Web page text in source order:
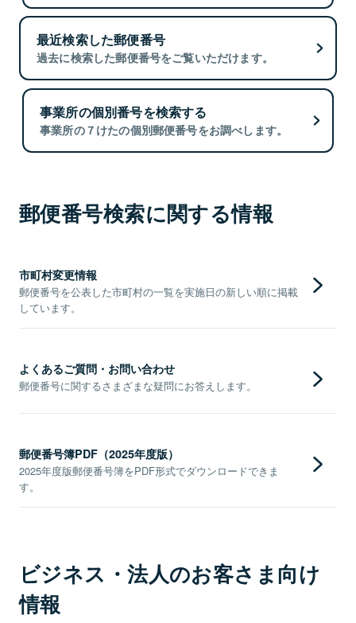
最近検索した郵便番号
過去に検索した郵便番号をご覧いただけます。
事業所の個別番号を検索する
事業所の７けたの個別郵便番号をお調べします。
郵便番号検索に関する情報
市町村変更情報
郵便番号を公表した市町村の一覧を実施日の新しい順に掲載
しています。
よくあるご質問・お問い合わせ
郵便番号に関するさまざまな疑問にお答えします。
郵便番号簿PDF（2025年度版）
2025年度版郵便番号簿をPDF形式でダウンロードできま
す。
ビジネス・法人のお客さま向け
情報